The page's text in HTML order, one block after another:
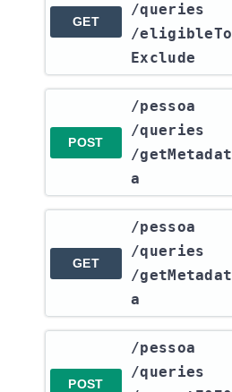
GET
/queries​
/eligibleTo
Exclude
POST
​/pessoa​
/queries​
/getMetadat
a
GET
​/pessoa​
/queries​
/getMetadat
a
POST
​/pessoa​
/queries​